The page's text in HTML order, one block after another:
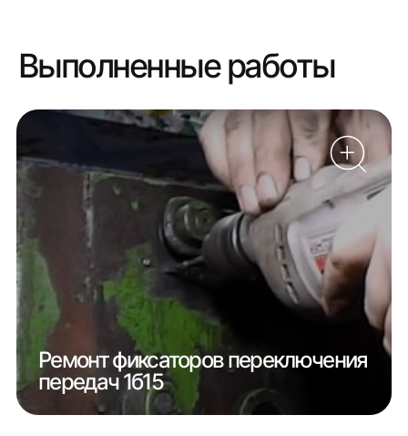
Выполненные работы
Ремонт фиксаторов переключения
передач 1б15